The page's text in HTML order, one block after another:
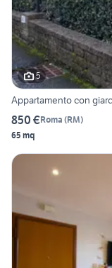
5
Appartamento con
850 €Roma (RM)
65 mq